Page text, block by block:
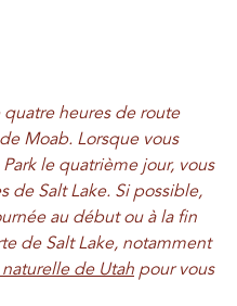
heures de route
Moab. Lorsque vous
le quatrième jour, vous
de Salt Lake. Si possible,
au début ou à la fin
de Salt Lake, notamment
de Utah pour vous